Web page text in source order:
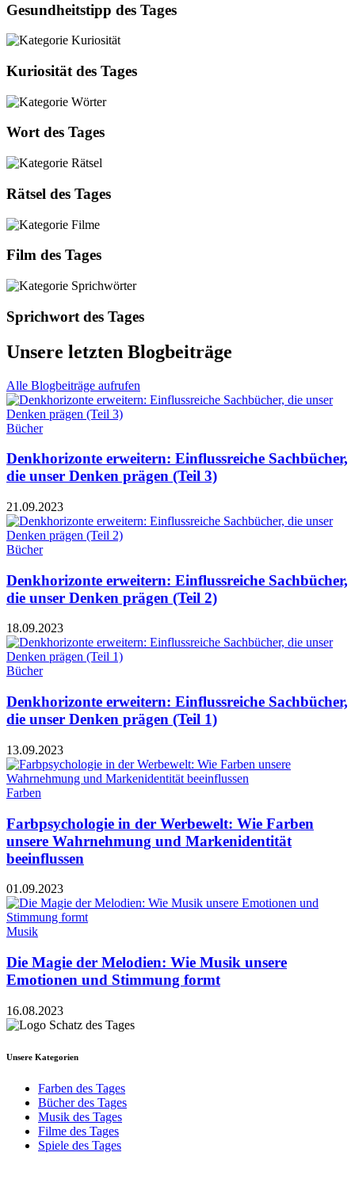
Gesundheitstipp des Tages
Kuriosität des Tages
Wort des Tages
Rätsel des Tages
Film des Tages
Sprichwort des Tages
Unsere letzten Blogbeiträge
Alle Blogbeiträge aufrufen
Bücher
Denkhorizonte erweitern: Einflussreiche Sachbücher,
die unser Denken prägen (Teil 3)
21.09.2023
Bücher
Denkhorizonte erweitern: Einflussreiche Sachbücher,
die unser Denken prägen (Teil 2)
18.09.2023
Bücher
Denkhorizonte erweitern: Einflussreiche Sachbücher,
die unser Denken prägen (Teil 1)
13.09.2023
Farben
Farbpsychologie in der Werbewelt: Wie Farben
unsere Wahrnehmung und Markenidentität
beeinflussen
01.09.2023
Musik
Die Magie der Melodien: Wie Musik unsere
Emotionen und Stimmung formt
16.08.2023
Unsere Kategorien
Farben des Tages
Bücher des Tages
Musik des Tages
Filme des Tages
Spiele des Tages